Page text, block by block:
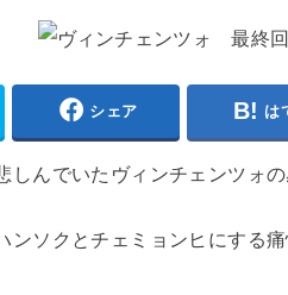
シェア は
しんでいたヴィンチェンツォ
ンソクとチェミョンヒにする痛